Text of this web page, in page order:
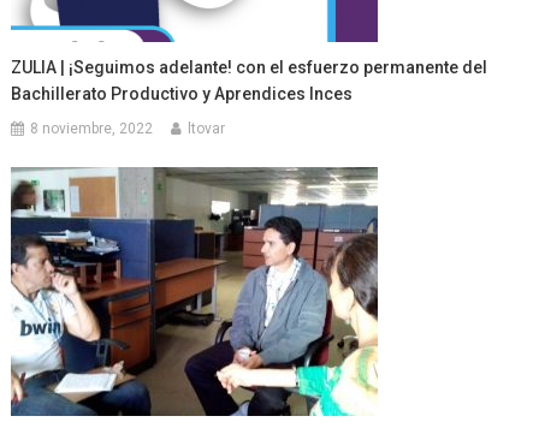
ZULIA | ¡Seguimos adelante! con el esfuerzo permanente del
Bachillerato Productivo y Aprendices Inces
8 noviembre, 2022 ltovar